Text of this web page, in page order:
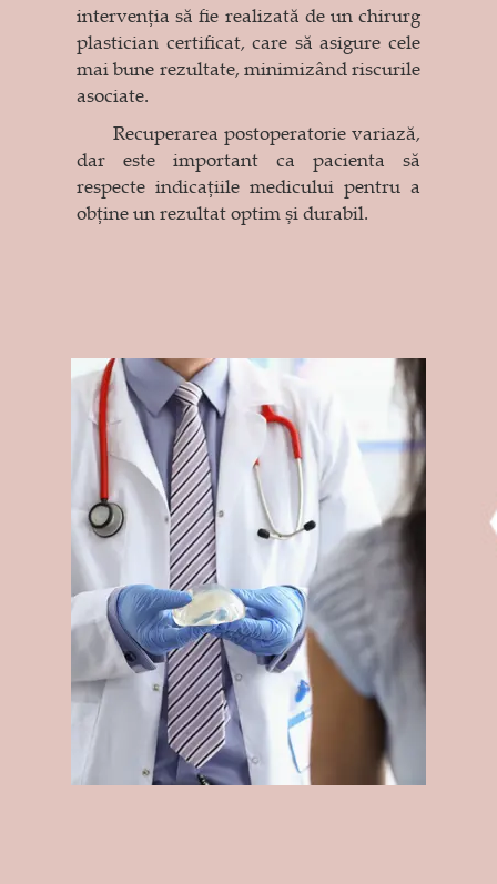
intervenția să fie realizată de un chirurg
plastician certificat, care să asigure cele
mai bune rezultate, minimizând riscurile
asociate.
Recuperarea postoperatorie variază,
dar este important ca pacienta să
respecte indicațiile medicului pentru a
obține un rezultat optim și durabil.